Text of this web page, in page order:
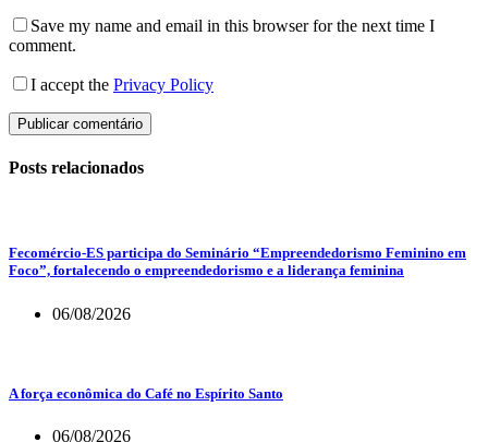
Save my name and email in this browser for the next time I
comment.
I accept the Privacy Policy
Publicar comentário
Posts relacionados
Fecomércio-ES participa do Seminário “Empreendedorismo Feminino em
Foco”, fortalecendo o empreendedorismo e a liderança feminina
06/08/2026
A força econômica do Café no Espírito Santo
06/08/2026